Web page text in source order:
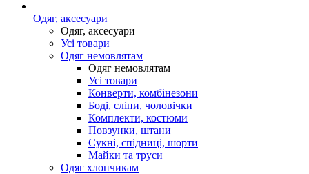
Одяг, аксесуари
Одяг, аксесуари
Усі товари
Одяг немовлятам
Одяг немовлятам
Усі товари
Конверти, комбінезони
Боді, сліпи, чоловічки
Комплекти, костюми
Повзунки, штани
Сукні, спідниці, шорти
Майки та труси
Одяг хлопчикам